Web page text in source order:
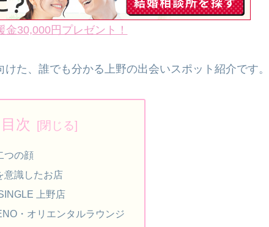
金30,000円プレゼント！
た、誰でも分かる上野の出会いスポット紹介です。
目次
つの顔
意識したお店
上野店
・オリエンタルラウンジ